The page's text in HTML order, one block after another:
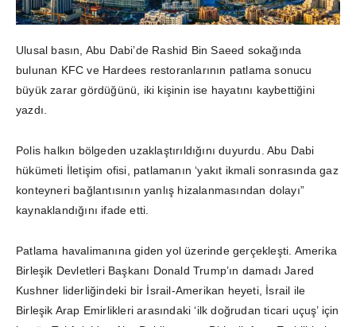
Ulusal basın, Abu Dabi’de Rashid Bin Saeed sokağında
bulunan KFC ve Hardees restoranlarının patlama sonucu
büyük zarar gördüğünü, iki kişinin ise hayatını kaybettiğini
yazdı.
Polis halkın bölgeden uzaklaştırıldığını duyurdu. Abu Dabi
hükümeti İletişim ofisi, patlamanın ‘yakıt ikmali sonrasında gaz
konteyneri bağlantısının yanlış hizalanmasından dolayı”
kaynaklandığını ifade etti.
Patlama havalimanına giden yol üzerinde gerçekleşti. Amerika
Birleşik Devletleri Başkanı Donald Trump’ın damadı Jared
Kushner liderliğindeki bir İsrail-Amerikan heyeti, İsrail ile
Birleşik Arap Emirlikleri arasındaki ‘ilk doğrudan ticari uçuş’ için